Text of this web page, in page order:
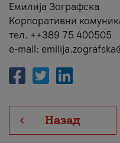
Емилија Зографска
Корпоративни
тел. ++389 75 400505
e-mail:
Назад